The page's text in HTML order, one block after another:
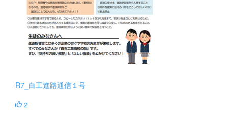
R7_白工進路通信１号
2